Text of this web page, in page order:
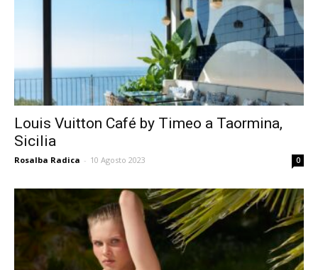
Louis Vuitton Café by Timeo a Taormina,
Sicilia
Rosalba Radica - 10 Agosto 2023 0